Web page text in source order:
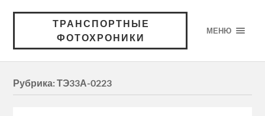
ТРАНСПОРТНЫЕ
ФОТОХРОНИКИ
МЕНЮ
Рубрика:ТЭ33А-0223